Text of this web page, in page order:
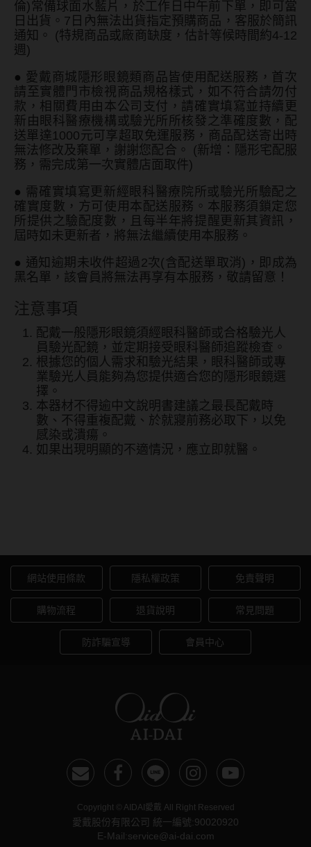
倫)常備球面水藍片，於工作日中午前下單，即可當
日出貨。7日內無法出貨指定預購商品，客服於簡訊
通知。 (特規商品或廠商缺度，估計等候時間約4-12
週)
● 愛戴商城隱形眼鏡類商品皆使用配送服務，首次
請至實體門市檢視商品規格樣式，如不符合請勿付
款，相關費用由本公司支付，請確實填寫並持續更
新由眼科醫療機構或驗光所所核發之準確度數，配
送單達1000元可享超取免運服務，商品配送寄出時
無法修改及棄單，謝謝您配合。 (新增：隱形宅配服
務，需完成第一次實體店面取件)
● 需確實填寫更新經眼科醫療院所或驗光所驗配之
確實度數，方可使用本配送服務。本服務須鎖定您
所提供之驗配度數，且每半年將提醒更新其資訊，
屆時如未更新者，將無法繼續使用本服務。
● 通知逾期未收件超過2次(含配送單取消)，即成為
黑名單，該會員將無法再享有本服務，敬請留意！
注意事項
配戴一般隱形眼鏡須經眼科醫師或合格驗光人
員驗光配鏡，並定期接受眼科醫師追蹤檢查。
根據您的個人需求和驗光結果，眼科醫師或專
業驗光人員能夠為您提供適合您的隱形眼鏡選
擇。
本器材不得逾中文說明書建議之最長配戴時
數、不得重複配戴、於就寢前務必取下，以免
感染或潰瘍。
如果出現明顯的不適情況，應立即就醫。
網站使用條款 隱私權政策 免責聲明
購物流程 退貨說明 常見問題
防詐騙宣導 會員中心
Copyright © AIDAI愛戴 All Right Reserved
愛戴股份有限公司 統一編號:90020920
E-Mail:service@ai-dai.com